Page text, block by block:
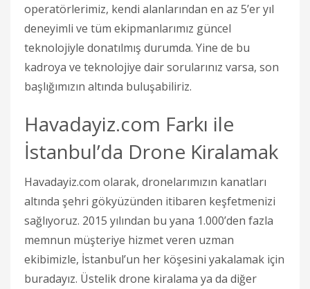
operatörlerimiz, kendi alanlarından en az 5’er yıl
deneyimli ve tüm ekipmanlarımız güncel
teknolojiyle donatılmış durumda. Yine de bu
kadroya ve teknolojiye dair sorularınız varsa, son
başlığımızın altında buluşabiliriz.
Havadayiz.com Farkı ile
İstanbul’da Drone Kiralamak
Havadayiz.com olarak, dronelarımızın kanatları
altında şehri gökyüzünden itibaren keşfetmenizi
sağlıyoruz. 2015 yılından bu yana 1.000’den fazla
memnun müşteriye hizmet veren uzman
ekibimizle, İstanbul’un her köşesini yakalamak için
buradayız. Üstelik drone kiralama ya da diğer